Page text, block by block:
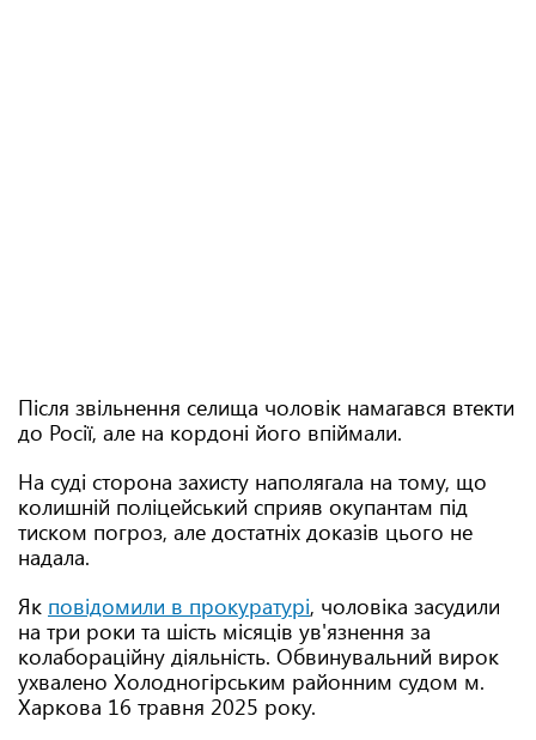
Після звільнення селища чоловік намагався втекти
до Росії, але на кордоні його впіймали.
На суді сторона захисту наполягала на тому, що
колишній поліцейський сприяв окупантам під
тиском погроз, але достатніх доказів цього не
надала.
Як повідомили в прокуратурі, чоловіка засудили
на три роки та шість місяців ув'язнення за
колабораційну діяльність. Обвинувальний вирок
ухвалено Холодногірським районним судом м.
Харкова 16 травня 2025 року.